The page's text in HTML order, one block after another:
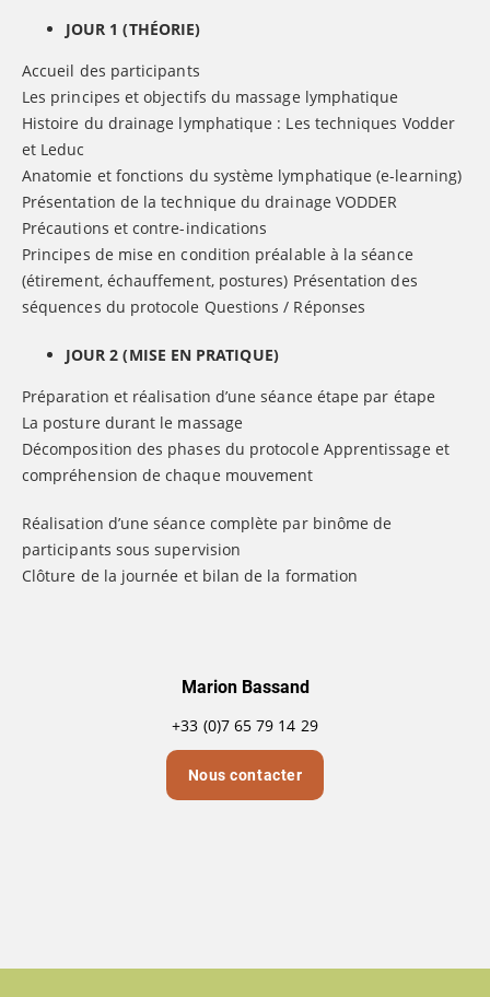
JOUR 1 (THÉORIE)
Accueil des participants
Les principes et objectifs du massage lymphatique
Histoire du drainage lymphatique : Les techniques Vodder
et Leduc
Anatomie et fonctions du système lymphatique (e-learning)
Présentation de la technique du drainage VODDER
Précautions et contre-indications
Principes de mise en condition préalable à la séance
(étirement, échauffement, postures) Présentation des
séquences du protocole Questions / Réponses
JOUR 2 (MISE EN PRATIQUE)
Préparation et réalisation d’une séance étape par étape
La posture durant le massage
Décomposition des phases du protocole Apprentissage et
compréhension de chaque mouvement
Réalisation d’une séance complète par binôme de
participants sous supervision
Clôture de la journée et bilan de la formation
Marion Bassand
+33 (0)7 65 79 14 29
Nous contacter